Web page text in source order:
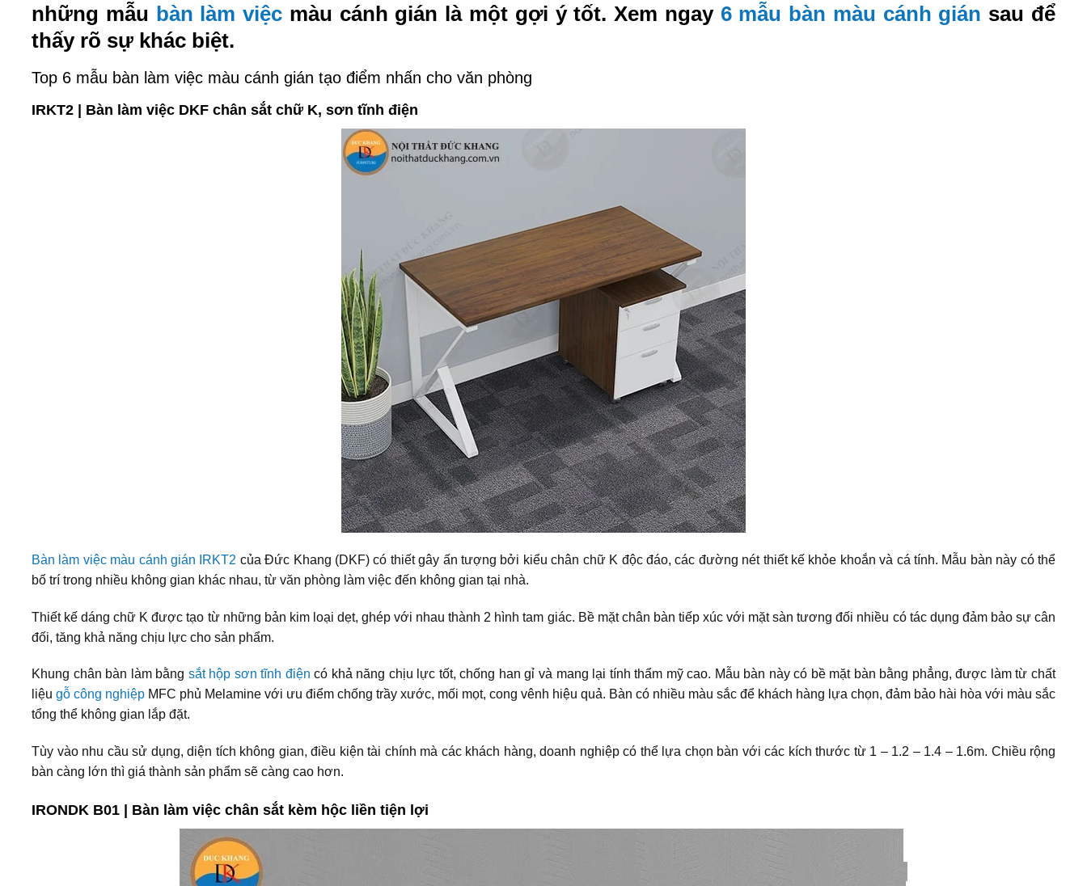
những mẫu bàn làm việc màu cánh gián là một gợi ý tốt. Xem ngay 6 mẫu bàn màu cánh gián sau để
thấy rõ sự khác biệt.
Top 6 mẫu bàn làm việc màu cánh gián tạo điểm nhấn cho văn phòng
IRKT2 | Bàn làm việc DKF chân sắt chữ K, sơn tĩnh điện
Bàn làm việc màu cánh gián IRKT2 của Đức Khang (DKF) có thiết gây ấn tượng bởi kiểu chân chữ K độc đáo, các đường nét thiết kế khỏe khoắn và cá tính. Mẫu bàn này có thể
bố trí trong nhiều không gian khác nhau, từ văn phòng làm việc đến không gian tại nhà.
Thiết kế dáng chữ K được tạo từ những bản kim loại dẹt, ghép với nhau thành 2 hình tam giác. Bề mặt chân bàn tiếp xúc với mặt sàn tương đối nhiều có tác dụng đảm bảo sự cân
đối, tăng khả năng chịu lực cho sản phẩm.
Khung chân bàn làm bằng sắt hộp sơn tĩnh điện có khả năng chịu lực tốt, chống han gỉ và mang lại tính thẩm mỹ cao. Mẫu bàn này có bề mặt bàn bằng phẳng, được làm từ chất
liệu gỗ công nghiệp MFC phủ Melamine với ưu điểm chống trầy xước, mối mọt, cong vênh hiệu quả. Bàn có nhiều màu sắc để khách hàng lựa chọn, đảm bảo hài hòa với màu sắc
tổng thể không gian lắp đặt.
Tùy vào nhu cầu sử dụng, diện tích không gian, điều kiện tài chính mà các khách hàng, doanh nghiệp có thể lựa chọn bàn với các kích thước từ 1 – 1.2 – 1.4 – 1.6m. Chiều rộng
bàn càng lớn thì giá thành sản phẩm sẽ càng cao hơn.
IRONDK B01 | Bàn làm việc chân sắt kèm hộc liền tiện lợi